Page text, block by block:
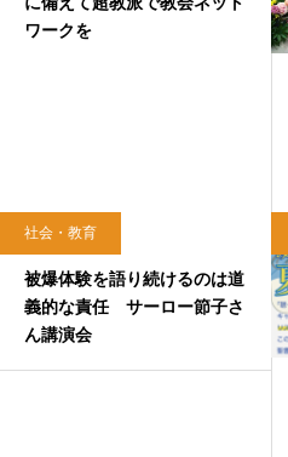
ワークを
社会・教育
2018.12.07
被爆体験を語り続けるのは道
義的な責任 サーロー節子さ
ん講演会